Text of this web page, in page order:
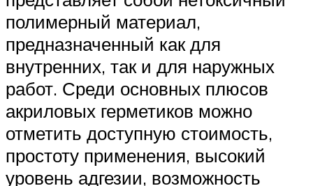
полимерный материал,
предназначенный как для
внутренних, так и для наружных
работ. Среди основных плюсов
акриловых герметиков можно
отметить доступную стоимость,
простоту применения, высокий
уровень адгезии, возможность